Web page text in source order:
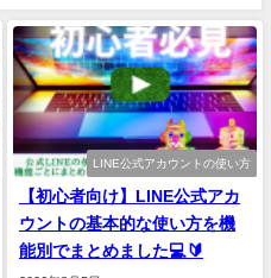
LINE公式アカウントの使い方
【初心者向け】LINE公式アカ
ウントの基本的な使い方を機
能別でまとめました💻🔰